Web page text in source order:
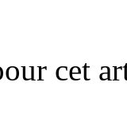
cet